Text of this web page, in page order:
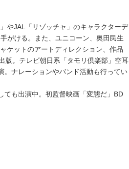
やJAL「リゾッチャ」のキャラクターデ
がける。また、ユニコーン、奥田民生
ケットのアートディレクション、作品
版。テレビ朝日系「タモリ倶楽部」空耳
。ナレーションやバンド活動も行ってい
ても出演中。初監督映画「変態だ」BD